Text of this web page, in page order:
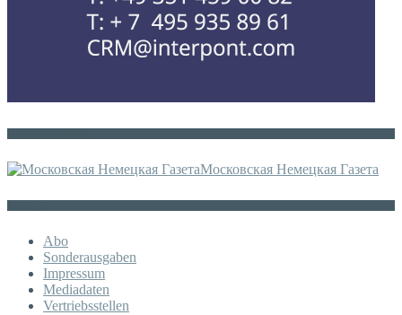
Московская Немецкая Газета
Abo
Sonderausgaben
Impressum
Mediadaten
Vertriebsstellen